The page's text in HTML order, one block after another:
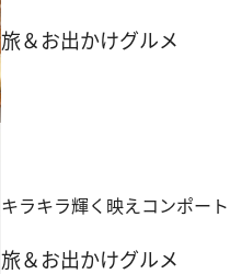
旅＆お出かけグルメ
キラキラ輝く映えコンポー
旅＆お出かけグルメ